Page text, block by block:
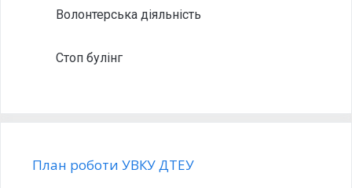
Волонтерська діяльність
Стоп булінг
План роботи УВКУ ДТЕУ